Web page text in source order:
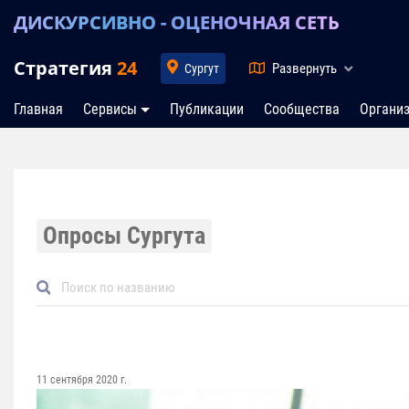
ДИСКУРСИВНО - ОЦЕНОЧНАЯ СЕТЬ
Стратегия 24 Сургут Развернуть
Главная Сервисы Публикации Сообщества
Опросы Сургута
11 сентября 2020 г.